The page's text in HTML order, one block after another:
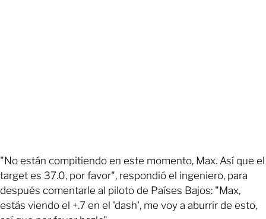
"No están compitiendo en este momento, Max. Así que el
target es 37.0, por favor", respondió el ingeniero, para
después comentarle al piloto de Países Bajos: "Max,
estás viendo el +.7 en el 'dash', me voy a aburrir de esto,